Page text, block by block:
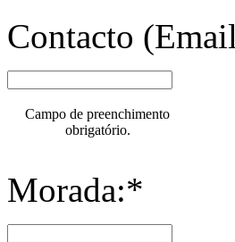
Contacto
Campo de preenchimento
obrigatório.
Morada:*